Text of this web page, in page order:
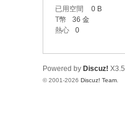
已用空間
0 B
T幣
36 金
熱心
0
Powered by Discuz! X3.5
© 2001-2026 Discuz! Team